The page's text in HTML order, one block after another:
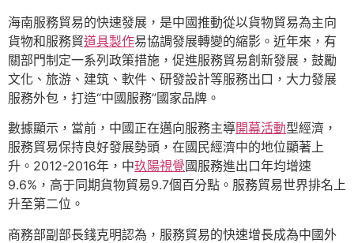
海南服務貿易的快速發展，是中國推動從以貨物貿易為主向
貨物和服務貿道具製作易協調發展轉變的縮影。近年來，有
關部門制定一系列政策措施，促進服務貿易創新發展，鼓勵
文化、旅游、建筑、軟件、研發設計等服務出口，大力發展
服務外包，打造“中國服務”國家品牌。
數據顯示，當前，中國正在邁向服務主導開幕活動型經濟，
服務貿易保持良好發展勢頭，在國民經濟中的地位顯著上
升。2012-2016年，中玖陽視覺國服務進出口年均增速
9.6%，高于同期貨物貿易9.7個百分點。服務貿易世界排名上
升至第二位。
商務部副部長錢克明認為，服務貿易的快速增長成為中國外